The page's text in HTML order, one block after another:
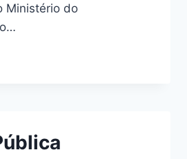
Ministério do